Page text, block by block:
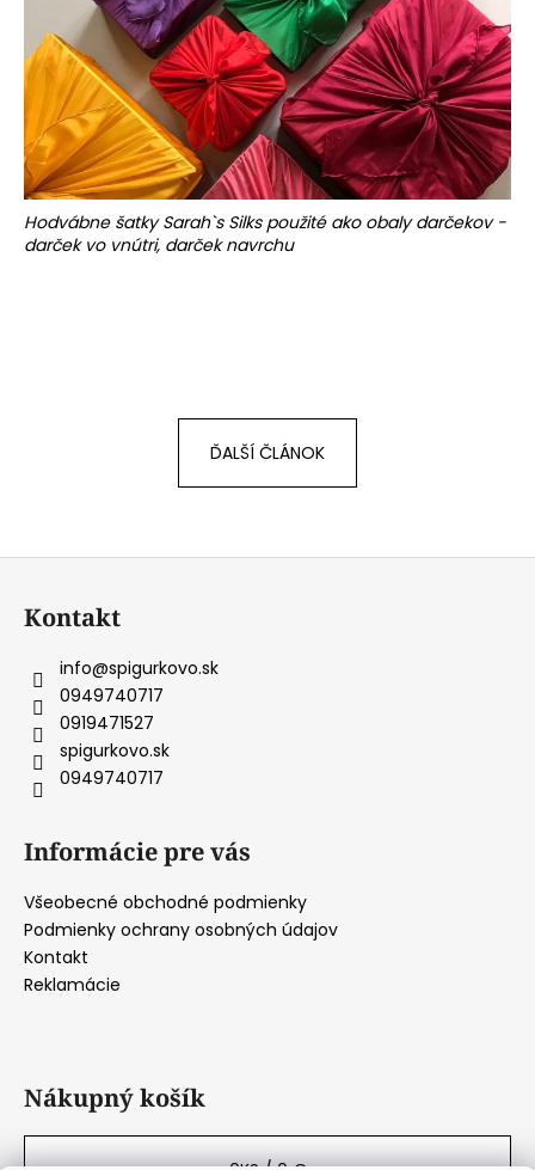
Hodvábne šatky Sarah`s Silks použité ako obaly darčekov -
darček vo vnútri, darček navrchu
ĎALŠÍ ČLÁNOK
Z
Kontakt
info@spigurkovo.sk
0949740717
0919471527
spigurkovo.sk
0949740717
Informácie pre vás
Všeobecné obchodné podmienky
Podmienky ochrany osobných údajov
Kontakt
Reklamácie
Nákupný košík